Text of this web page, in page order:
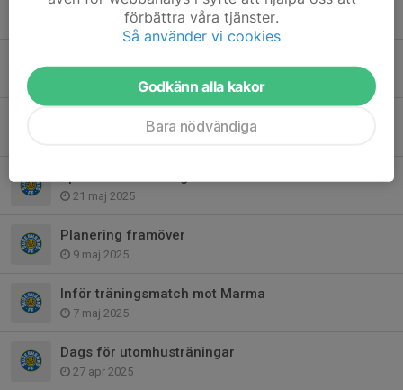
6 jun 2025
Inställd träning!
21 maj 2025
Planering framöver
9 maj 2025
Inför träningsmatch mot Marma
7 maj 2025
Dags för utomhusträningar
27 apr 2025
förbättra våra tjänster.
Så använder vi cookies
Godkänn alla kakor
Bara nödvändiga